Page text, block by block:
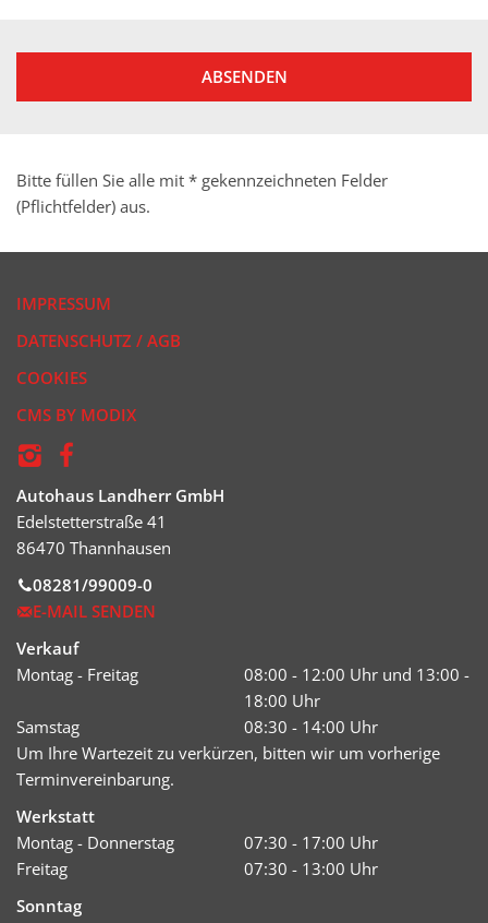
ABSENDEN
Bitte füllen Sie alle mit * gekennzeichneten Felder
(Pflichtfelder) aus.
IMPRESSUM
DATENSCHUTZ / AGB
COOKIES
CMS BY MODIX
Autohaus Landherr GmbH
Edelstetterstraße 41
86470 Thannhausen
08281/99009-0
E-MAIL SENDEN
Verkauf
Montag - Freitag
08:00 - 12:00 Uhr und 13:00 -
18:00 Uhr
Samstag
08:30 - 14:00 Uhr
Um Ihre Wartezeit zu verkürzen, bitten wir um vorherige
Terminvereinbarung.
Werkstatt
Montag - Donnerstag
07:30 - 17:00 Uhr
Freitag
07:30 - 13:00 Uhr
Sonntag